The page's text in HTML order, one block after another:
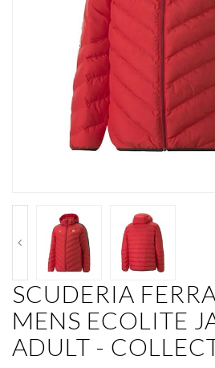
SCUDERIA
MENS ECOLITE
ADULT -